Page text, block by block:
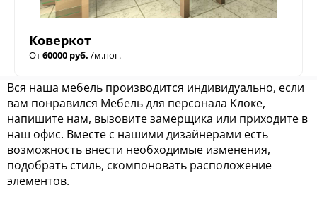
Коверкот
От60000 руб. /м.пог.
Вся наша мебель производится индивидуально, если
вам понравился Мебель для персонала Клоке,
напишите нам, вызовите замерщика или приходите в
наш офис. Вместе с нашими дизайнерами есть
возможность внести необходимые изменения,
подобрать стиль, скомпоновать расположение
элементов.